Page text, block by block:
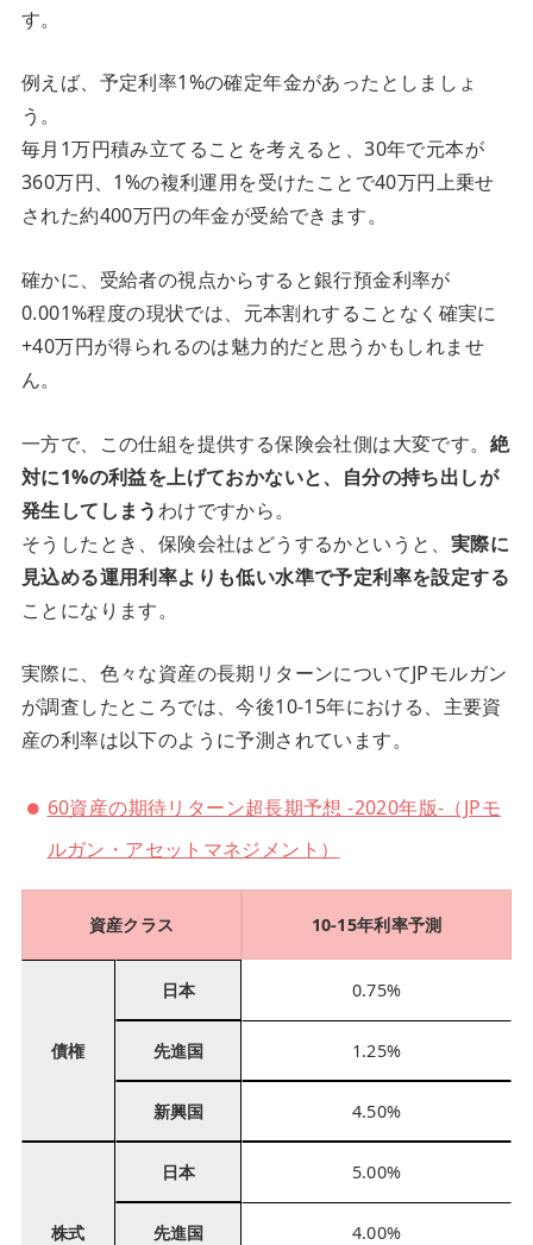
す。
例えば、予定利率1%の確定年金があったとしましょ
う。
毎月1万円積み立てることを考えると、30年で元本が
360万円、1%の複利運用を受けたことで40万円上乗せ
された約400万円の年金が受給できます。
確かに、受給者の視点からすると銀行預金利率が
0.001%程度の現状では、元本割れすることなく確実に
+40万円が得られるのは魅力的だと思うかもしれませ
ん。
一方で、この仕組を提供する保険会社側は大変です。 絶
対に1%の利益を上げておかないと、自分の持ち出しが
発生してしまうわけですから。
そうしたとき、保険会社はどうするかというと、 実際に
見込める運用利率よりも低い水準で予定利率を設定する
ことになります。
実際に、色々な資産の長期リターンについてJPモルガン
が調査したところでは、今後10-15年における、主要資
産の利率は以下のように予測されています。
60資産の期待リターン超長期予想 -2020年版-（JPモ
ルガン・アセットマネジメント）
資産クラス 10-15年利率予測
債権
日本 0.75%
先進国 1.25%
新興国 4.50%
株式
日本 5.00%
先進国 4.00%